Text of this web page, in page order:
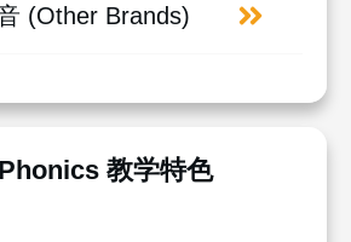
(Other Brands)
教学特色